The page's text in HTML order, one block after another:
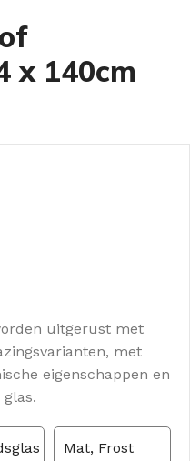
x 140cm
uitgerust met
met
eigenschappen en
Mat, Frost